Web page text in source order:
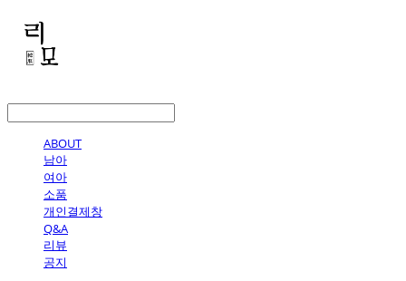
ABOUT
남아
여아
소품
개인결제창
Q&A
리뷰
공지